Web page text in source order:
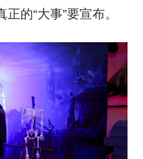
的“大事”要宣布。